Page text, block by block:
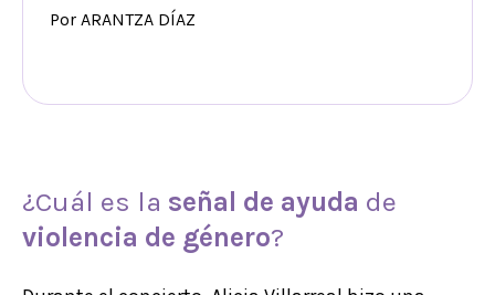
Por ARANTZA DÍAZ
¿Cuál es la señal de ayuda de
violencia de género?